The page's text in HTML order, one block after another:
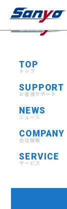
お客様サポート
会社情報
サービス
営業所・荷扱所
TOP
トップ
COMPANY
会社情報
SUPPORT
お客様サポート
SERVICE
サービス
NEWS
ニュース